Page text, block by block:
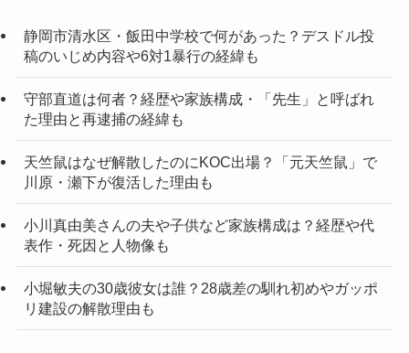
静岡市清水区・飯田中学校で何があった？デスドル投
稿のいじめ内容や6対1暴行の経緯も
守部直道は何者？経歴や家族構成・「先生」と呼ばれ
た理由と再逮捕の経緯も
天竺鼠はなぜ解散したのにKOC出場？「元天竺鼠」で
川原・瀬下が復活した理由も
小川真由美さんの夫や子供など家族構成は？経歴や代
表作・死因と人物像も
小堀敏夫の30歳彼女は誰？28歳差の馴れ初めやガッポ
リ建設の解散理由も